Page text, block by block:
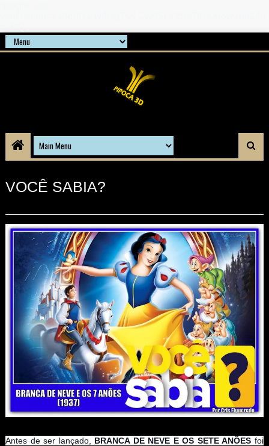
VOCÊ SABIA?
Antes de ser lançado, BRANCA DE NEVE E OS SETE ANÕES foi